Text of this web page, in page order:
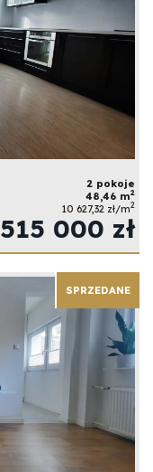
2 pokoje
48,46 m2
10 627,32 zł/m2
515 000 zł
SPRZEDANE